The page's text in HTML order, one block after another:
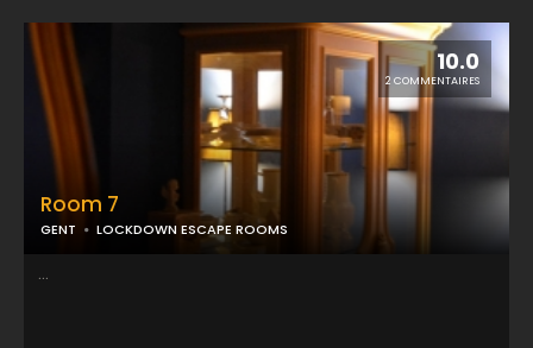
10.0
2 COMMENTAIRES
Room 7
GENT LOCKDOWN ESCAPE ROOMS
...